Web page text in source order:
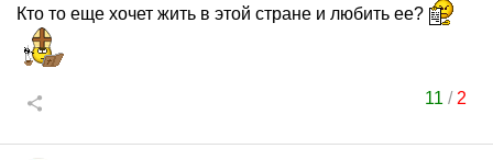
Кто то еще хочет жить в этой стране и любить ее?
11 / 2